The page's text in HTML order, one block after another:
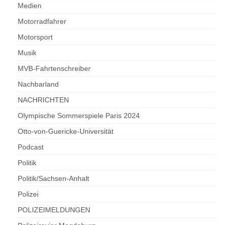
Medien
Motorradfahrer
Motorsport
Musik
MVB-Fahrtenschreiber
Nachbarland
NACHRICHTEN
Olympische Sommerspiele Paris 2024
Otto-von-Guericke-Universität
Podcast
Politik
Politik/Sachsen-Anhalt
Polizei
POLIZEIMELDUNGEN